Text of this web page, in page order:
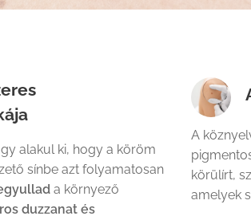
alakul ki, hogy a köröm
sínbe azt folyamatosan
a környező
duzzanat és
A
körülírt,
amelyek